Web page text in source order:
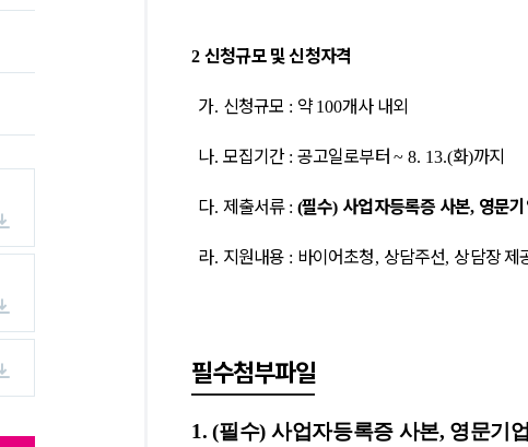
2 신청규모 및 신청자격
가. 신청규모 : 약100개사 내외
나. 모집기간 : 공고일로부터~ 8. 13.(화)까지
다. 제출서류 : (필수) 사업자등록증 사본, 영문
라. 지원내용 : 바이어초청, 상담주선, 상담장 제
필수첨부파일
1. (필수)사업자등록증 사본, 영문기
부산수출입통계
해외진출사례 바이어
수출교육프로그램